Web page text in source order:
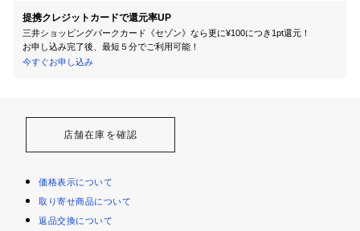
提携クレジットカードで還元率UP
三井ショッピングパークカード《セゾン》なら更に¥100につき1pt還元！
お申し込み完了後、最短５分でご利用可能！
今すぐお申し込み
店舗在庫を確認
価格表示について
取り寄せ商品について
返品交換について